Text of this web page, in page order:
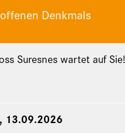
Denkmals
Suresnes wartet auf Sie!
13.09.2026